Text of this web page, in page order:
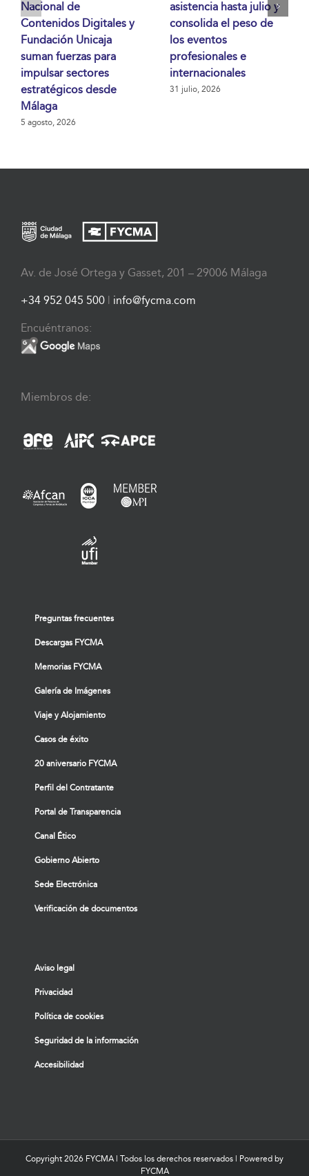
Nacional de
Contenidos Digitales y
Fundación Unicaja
suman fuerzas para
impulsar sectores
estratégicos desde
Málaga
5 agosto, 2026
asistencia hasta julio y
consolida el peso de
los eventos
profesionales e
internacionales
31 julio, 2026
Av. de José Ortega y Gasset, 201 – 29006 Málaga
+34 952 045 500 | info@fycma.com
Encuéntranos:
Miembros de:
Preguntas frecuentes
Descargas FYCMA
Memorias FYCMA
Galería de Imágenes
Viaje y Alojamiento
Casos de éxito
20 aniversario FYCMA
Perfil del Contratante
Portal de Transparencia
Canal Ético
Gobierno Abierto
Sede Electrónica
Verificación de documentos
Aviso legal
Privacidad
Política de cookies
Seguridad de la información
Accesibilidad
Copyright 2026 FYCMA | Todos los derechos reservados | Powered by
FYCMA